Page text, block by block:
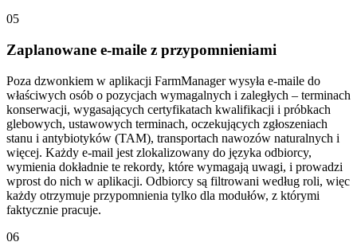
05
Zaplanowane e-maile z przypomnieniami
Poza dzwonkiem w aplikacji FarmManager wysyła e-maile do
właściwych osób o pozycjach wymagalnych i zaległych – terminach
konserwacji, wygasających certyfikatach kwalifikacji i próbkach
glebowych, ustawowych terminach, oczekujących zgłoszeniach
stanu i antybiotyków (TAM), transportach nawozów naturalnych i
więcej. Każdy e-mail jest zlokalizowany do języka odbiorcy,
wymienia dokładnie te rekordy, które wymagają uwagi, i prowadzi
wprost do nich w aplikacji. Odbiorcy są filtrowani według roli, więc
każdy otrzymuje przypomnienia tylko dla modułów, z którymi
faktycznie pracuje.
06